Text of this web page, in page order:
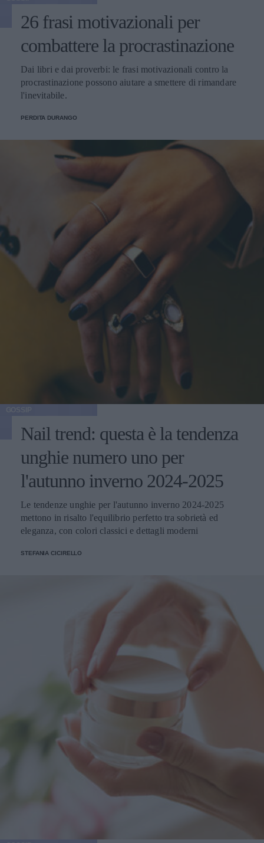
26 frasi motivazionali per
combattere la procrastinazione
Dai libri e dai proverbi: le frasi motivazionali contro la
procrastinazione possono aiutare a smettere di rimandare
l'inevitabile.
PERDITA DURANGO
Nail trend: questa è la tendenza
unghie numero uno per
l'autunno inverno 2024-2025
Le tendenze unghie per l'autunno inverno 2024-2025
mettono in risalto l'equilibrio perfetto tra sobrietà ed
eleganza, con colori classici e dettagli moderni
STEFANIA CICIRELLO